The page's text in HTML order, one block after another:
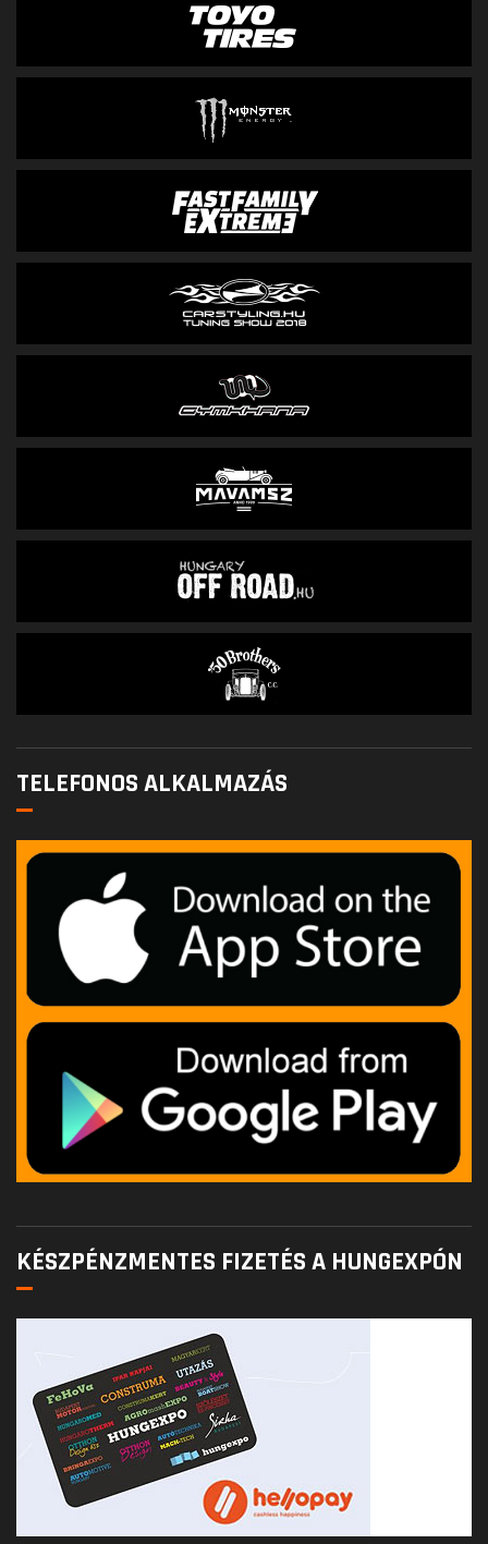
TELEFONOS ALKALMAZÁS
KÉSZPÉNZMENTES FIZETÉS A HUNGEXPÓN